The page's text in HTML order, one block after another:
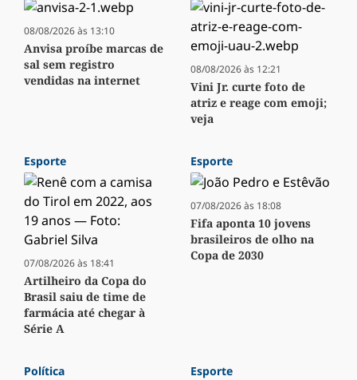
08/08/2026 às 13:10
Anvisa proíbe marcas de
sal sem registro
vendidas na internet
08/08/2026 às 12:21
Vini Jr. curte foto de
atriz e reage com emoji;
veja
Esporte
07/08/2026 às 18:41
Artilheiro da Copa do
Brasil saiu de time de
farmácia até chegar à
Série A
Esporte
07/08/2026 às 18:08
Fifa aponta 10 jovens
brasileiros de olho na
Copa de 2030
Política Esporte